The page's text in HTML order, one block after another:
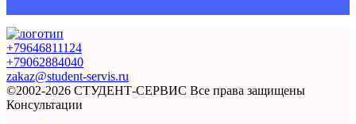
+79646811124
+79062884040
zakaz@student-servis.ru
©2002-2026 СТУДЕНТ-СЕРВИС Все права защищены
Консультации